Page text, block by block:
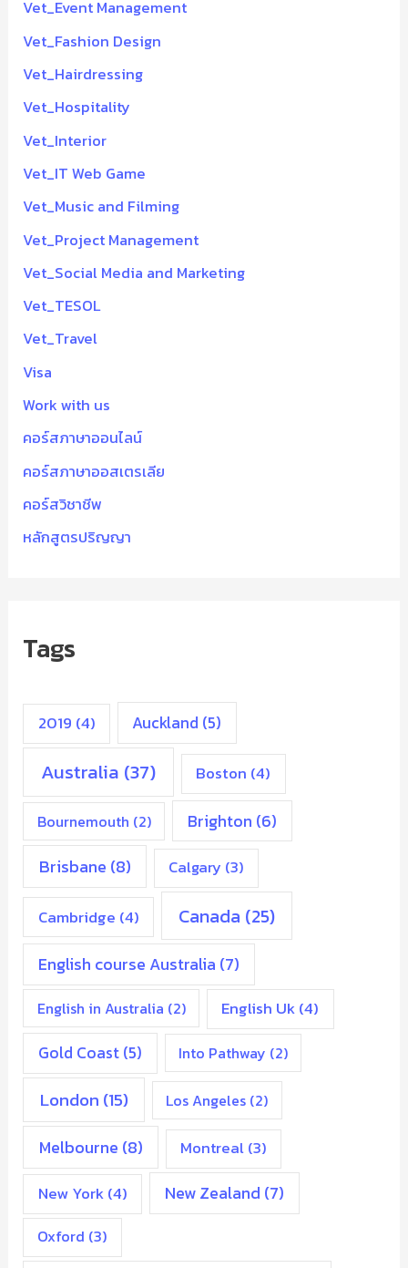
Vet_Event Management
Vet_Fashion Design
Vet_Hairdressing
Vet_Hospitality
Vet_Interior
Vet_IT Web Game
Vet_Music and Filming
Vet_Project Management
Vet_Social Media and Marketing
Vet_TESOL
Vet_Travel
Visa
Work with us
คอร์สภาษาออนไลน์
คอร์สภาษาออสเตรเลีย
คอร์สวิชาชีพ
หลักสูตรปริญญา
Tags
2019 (4) Auckland (5)
Australia (37) Boston (4)
Bournemouth (2) Brighton (6)
Brisbane (8) Calgary (3)
Cambridge (4) Canada (25)
English course Australia (7)
English in Australia (2) English Uk(4)
Gold Coast(5) Into Pathway (2)
London (15) Los Angeles (2)
Melbourne (8) Montreal(3)
New York(4) New Zealand (7)
Oxford (3)